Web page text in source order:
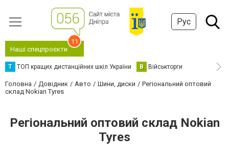
Рус
Наші спецпроєкти
11
Т ТОП кращих дистанційних шкіл України В Військторги
Головна Довідник Авто Шини, диски
Регіональний оптовий
склад Nokian Tyres
Регіональний оптовий склад Nokian
Tyres